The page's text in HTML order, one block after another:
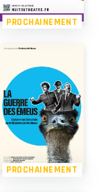
PROCHAINEMENT
PROCHAINEMENT